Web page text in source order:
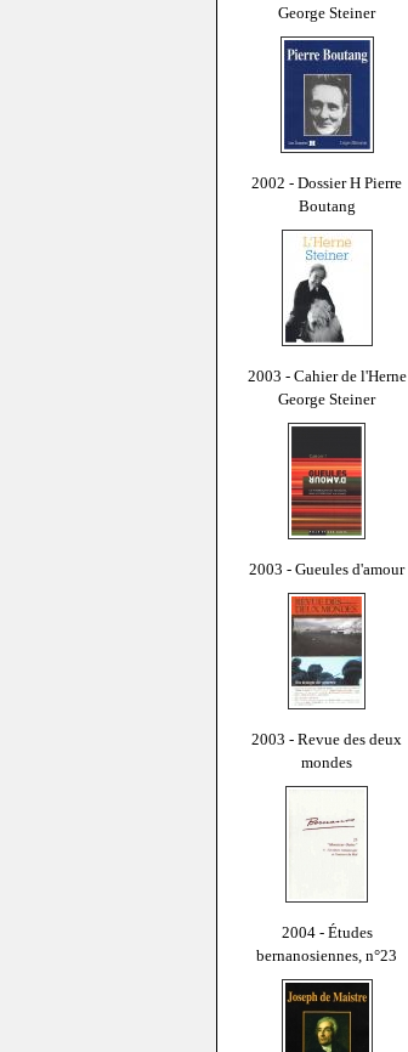
George Steiner
2002 - Dossier H Pierre
Boutang
2003 - Cahier de l'Herne
George Steiner
2003 - Gueules d'amour
2003 - Revue des deux
mondes
2004 - Études
bernanosiennes, n°23